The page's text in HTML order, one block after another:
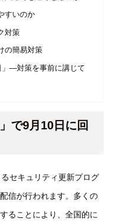
すいのか
対策
の簡易対策
」—対策を事前に講じて
で9月10日に回
セキュリティ更新プログ
信が行われます。多くの
ることにより、全国的に